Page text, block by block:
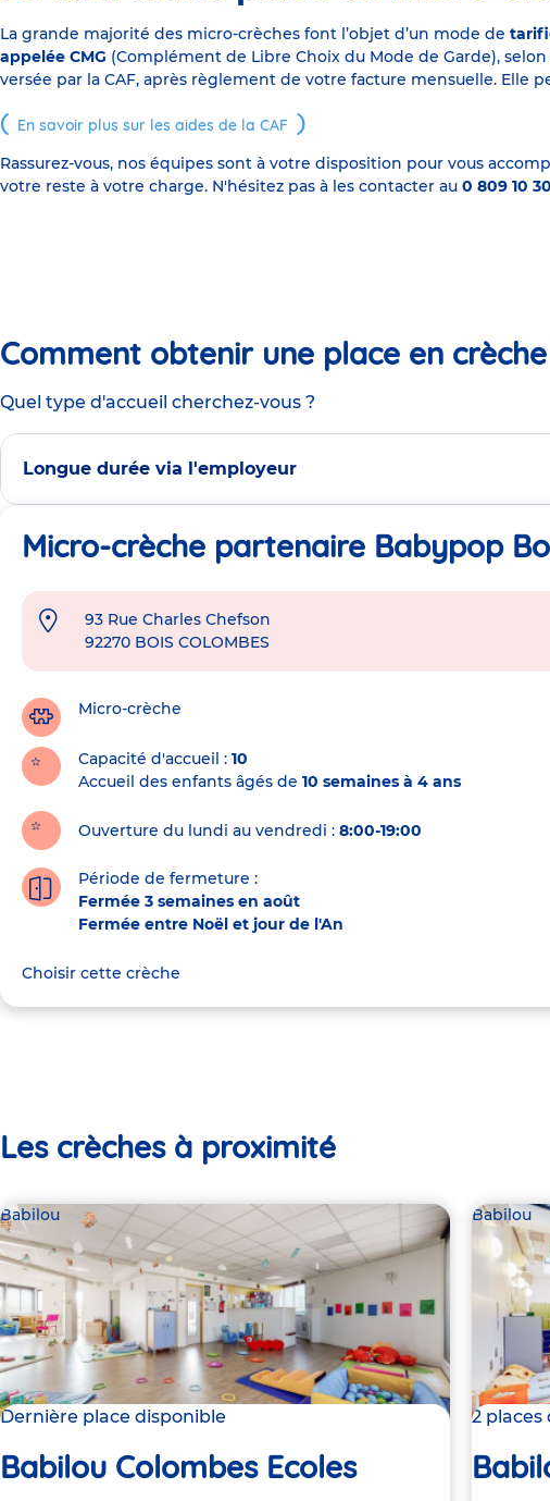
La grande majorité des micro-crèches font l’objet d’un mode de
appelée CMG (Complément de Libre Choix du Mode de Garde),
versée par la CAF, après règlement de votre facture mensuelle. Elle
En savoir plus sur les aides de la CAF
Rassurez-vous, nos équipes sont à votre disposition pour vous
votre reste à votre charge. N'hésitez pas à les contacter au 0 809 10
Comment obtenir une place en
Quel type d'accueil cherchez-vous ?
Longue durée via l'employeur
Micro-crèche partenaire Babypop
Adresse
crèche
93 Rue Charles Chefson
92270 BOIS COLOMBES
Micro-crèche
Capacité d'accueil
10
Accueil des enfants âgés de 10 semaines à 4 ans
Ouverture du lundi au vendredi : 8:00-19:00
Période de fermeture :
Fermée 3 semaines en août
Fermée entre Noël et jour de l'An
Choisir cette crèche
Les crèches à proximité
Babilou
Dernière place disponible
Babilou Colombes Ecoles
Babilou
2 places